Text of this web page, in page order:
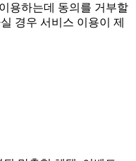
용하는데 동의를 거부할
경우 서비스 이용이 제